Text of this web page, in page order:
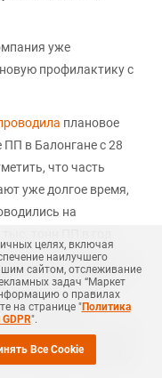
уже
профилактику с
плановое
ПП в Балонгане с 28
что часть
уже долгое время,
на
Репорт, суммарный
по итогам
аналогичным
тыс. тонн. В то же
показали снижение
целях, включая
наилучшего
сайтом, отслеживание
задач “Маркет
о правилах
на странице "Политика
".
Все Cookie